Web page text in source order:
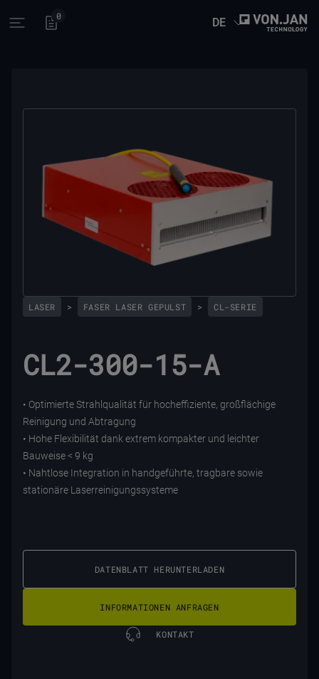
Open main menu
0 DE
LASER > FASER LASER GEPULST > CL-SERIE
CL2-300-15-A
• Optimierte Strahlqualität für hocheffiziente, großflächige
Reinigung und Abtragung
• Hohe Flexibilität dank extrem kompakter und leichter
Bauweise < 9 kg
• Nahtlose Integration in handgeführte, tragbare sowie
stationäre Laserreinigungssysteme
DATENBLATT HERUNTERLADEN
INFORMATIONEN ANFRAGEN
KONTAKT